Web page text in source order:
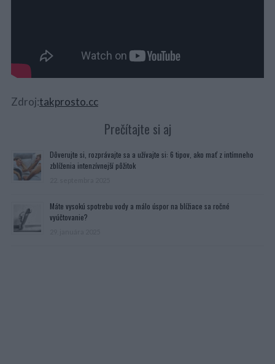
Zdroj:takprosto.cc
Prečítajte si aj
Dôverujte si, rozprávajte sa a užívajte si: 6 tipov, ako mať z intímneho
zblíženia intenzívnejší pôžitok
Máte vysokú spotrebu vody a málo úspor na blížiace sa ročné
vyúčtovanie?